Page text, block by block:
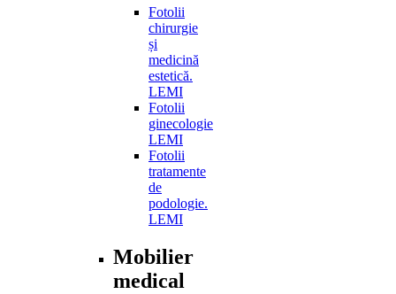
Fotolii
chirurgie
și
medicină
estetică.
LEMI
Fotolii
ginecologie
LEMI
Fotolii
tratamente
de
podologie.
LEMI
Mobilier
medical